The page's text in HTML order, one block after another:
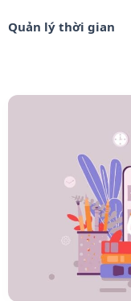
Quản lý thời gian